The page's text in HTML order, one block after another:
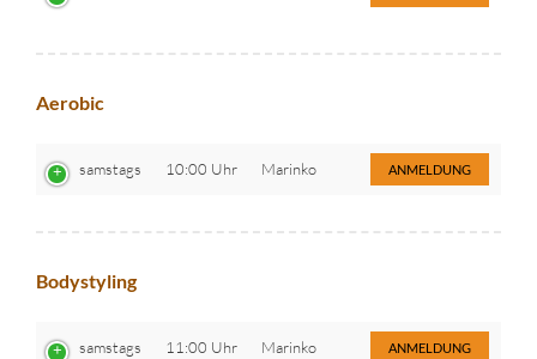
Aerobic
samstags 10:00 Uhr Marinko ANMELDUNG
Bodystyling
samstags 11:00 Uhr Marinko ANMELDUNG